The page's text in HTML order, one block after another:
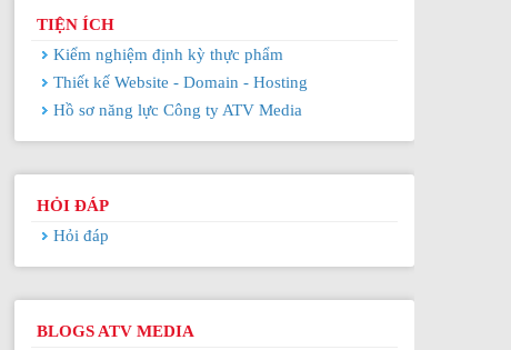
TIỆN ÍCH
Kiểm nghiệm định kỳ thực phẩm
Thiết kế Website - Domain - Hosting
Hồ sơ năng lực Công ty ATV Media
HỎI ĐÁP
Hỏi đáp
BLOGS ATV MEDIA